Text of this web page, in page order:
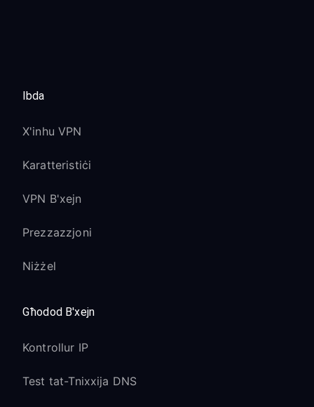
Ibda
X'inhu VPN
Karatteristiċi
VPN B'xejn
Prezzazzjoni
Niżżel
Għodod B'xejn
Kontrollur IP
Test tat-Tnixxija DNS